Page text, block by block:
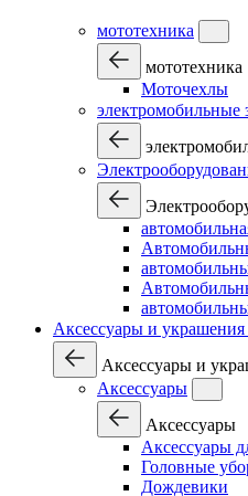
мототехника
мототехника
Моточехлы
электромобильные
Аксессуары и украшения
Аксессуары и
Аксессуары
Аксессуары
Аксессуары
Головные
Дождевики